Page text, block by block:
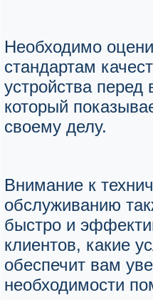
Необходимо
стандартам
устройства
который
своему делу.
Внимание к
обслуживанию
быстро и
клиентов, какие
обеспечит вам
необходимости